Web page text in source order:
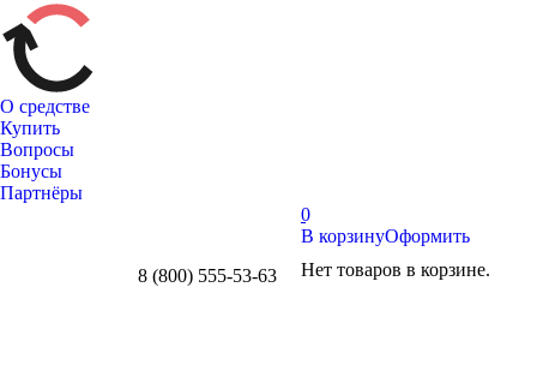
О средстве
Купить
Вопросы
Бонусы
Партнёры
Вконтакте8 (800) 555-53-63
0
В корзинуОформить
Нет товаров в корзине.